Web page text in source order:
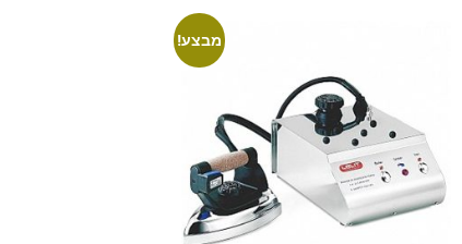
מבצע!